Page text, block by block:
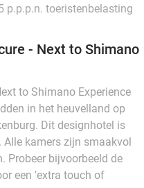
p.p.p.n. toeristenbelasting
- Next to Shimano
to Shimano Experience
in het heuvelland op
Dit designhotel is
Alle kamers zijn smaakvol
Probeer bijvoorbeeld de
een 'extra touch of